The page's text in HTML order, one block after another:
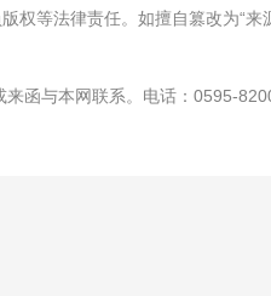
权等法律责任。如擅自篡改为“
函与本网联系。电话：0595-